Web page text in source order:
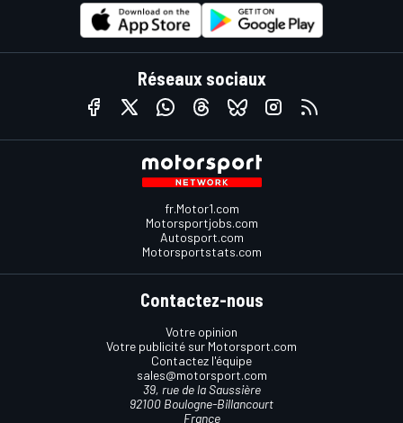
Réseaux sociaux
fr.Motor1.com
Motorsportjobs.com
Autosport.com
Motorsportstats.com
Contactez-nous
Votre opinion
Votre publicité sur Motorsport.com
Contactez l'équipe
sales@motorsport.com
39, rue de la Saussière
92100 Boulogne-Billancourt
France